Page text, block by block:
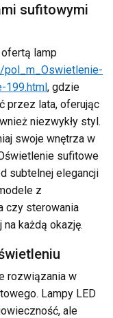
sufitowymi
ofertą lamp
199.html, gdzie
przez lata, oferując
niezwykły styl.
swoje wnętrza w
sufitowe
subtelnej elegancji
z
czy sterowania
każdą okazję.
rozwiązania w
Lampy LED
ale